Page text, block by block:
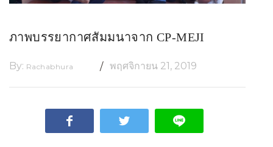
ภาพบรรยากาศสัมมนาจาก CP-MEJI
By: Rachabhura พฤศจิกายน 21, 2019